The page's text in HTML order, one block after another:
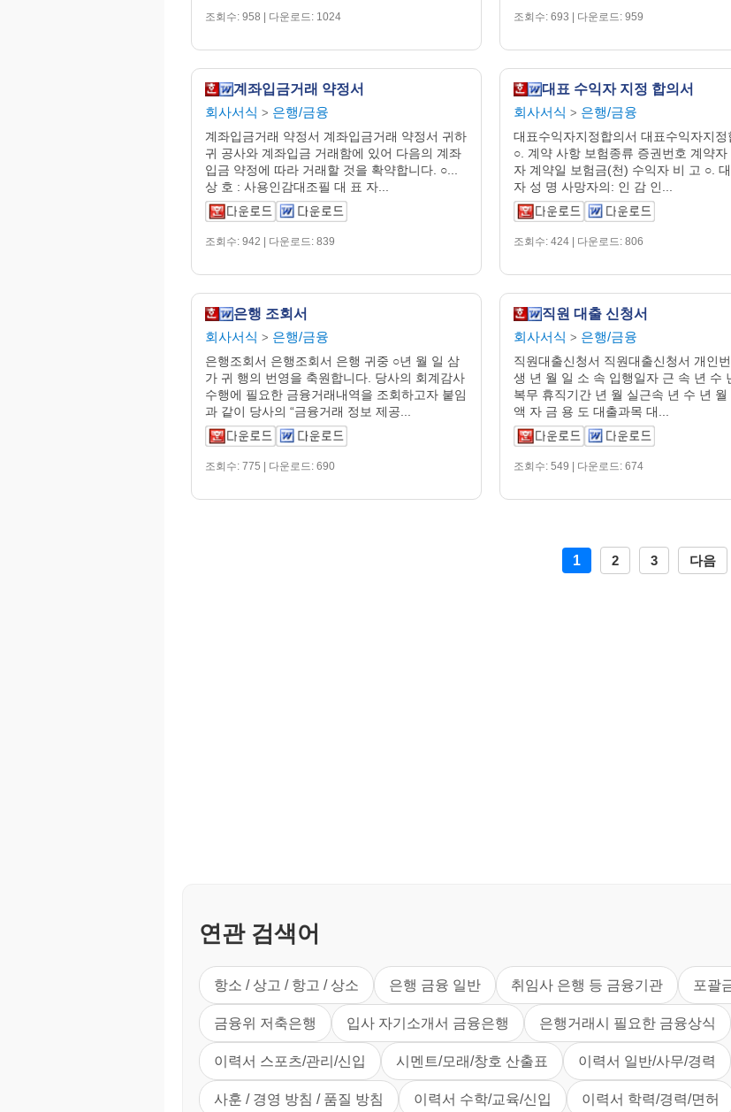
조회수: 958 | 다운로드: 1024 조회수: 693 | 다운로드: 959
계좌입금거래 약정서
회사서식 > 은행/금융
계좌입금거래 약정서 계좌입금거래 약정서 귀하
귀 공사와 계좌입금 거래함에 있어 다음의 계좌
입금 약정에 따라 거래할 것을 확약합니다. ○...
상 호 : 사용인감대조필 대 표 자...
조회수: 942 | 다운로드: 839
대표 수익자 지정 합의서
회사서식 > 은행/금융
대표수익자지정합의서 대표수익자지정
○. 계약 사항 보험종류 증권번호 계약자
자 계약일 보험금(천) 수익자 비 고 ○.
자 성 명 사망자의: 인 감 인...
조회수: 424 | 다운로드: 806
은행 조회서
회사서식 > 은행/금융
은행조회서 은행조회서 은행 귀중 ○년 월 일 삼
가 귀 행의 번영을 축원합니다. 당사의 회계감사
수행에 필요한 금융거래내역을 조회하고자 붙임
과 같이 당사의 “금융거래 정보 제공...
조회수: 775 | 다운로드: 690
직원 대출 신청서
회사서식 > 은행/금융
직원대출신청서 직원대출신청서 개인
생 년 월 일 소 속 입행일자 근 속 년 수
복무 휴직기간 년 월 실근속 년 수 년 월
액 자 금 용 도 대출과목 대...
조회수: 549 | 다운로드: 674
1 2 3 다음
연관 검색어
항소 / 상고 / 항고 / 상소 은행 금융 일반 취임사 은행 등 금융기관 포괄
금융위 저축은행 입사 자기소개서 금융은행 은행거래시 필요한 금융상식
이력서 스포츠/관리/신입 시멘트/모래/창호 산출표 이력서 일반/사무/경력
사훈 / 경영 방침 / 품질 방침 이력서 수학/교육/신입 이력서 학력/경력/면허